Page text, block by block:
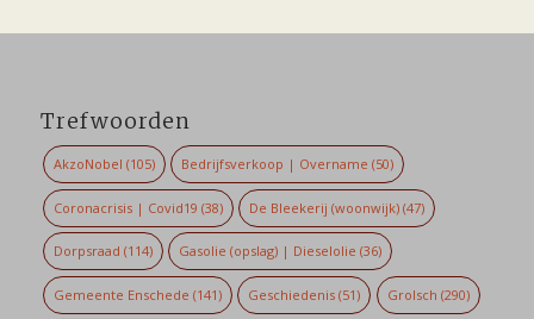
Trefwoorden
AkzoNobel (105) Bedrijfsverkoop | Overname (50)
Coronacrisis | Covid19 (38) De Bleekerij (woonwijk) (47)
Dorpsraad (114) Gasolie (opslag) | Dieselolie (36)
Gemeente Enschede (141) Geschiedenis (51) Grolsch (290)